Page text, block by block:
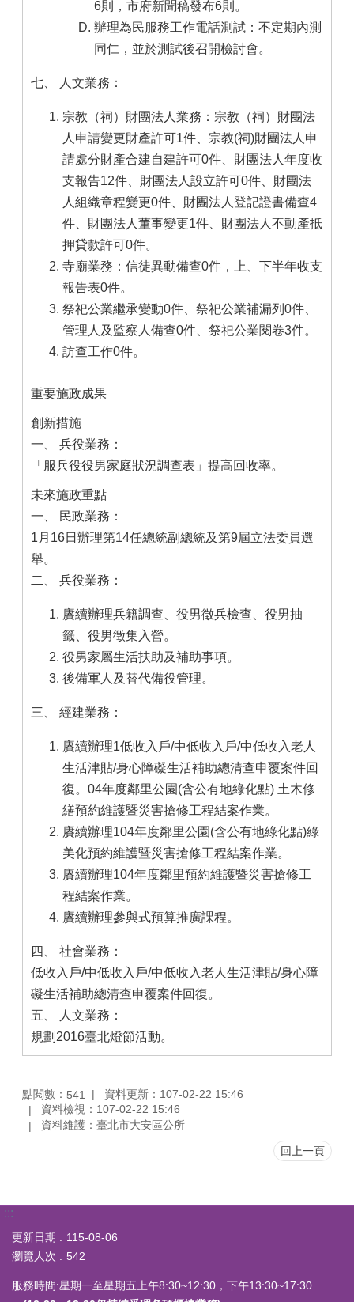
6則，市府新聞稿發布6則。
辦理為民服務工作電話測試：不定期內測
同仁，並於測試後召開檢討會。
七、 人文業務：
宗教（祠）財團法人業務：宗教（祠）財團法
人申請變更財產許可1件、宗教(祠)財團法人申
請處分財產合建自建許可0件、財團法人年度收
支報告12件、財團法人設立許可0件、財團法
人組織章程變更0件、財團法人登記證書備查4
件、財團法人董事變更1件、財團法人不動產抵
押貸款許可0件。
寺廟業務：信徒異動備查0件，上、下半年收支
報告表0件。
祭祀公業繼承變動0件、祭祀公業補漏列0件、
管理人及監察人備查0件、祭祀公業閱卷3件。
訪查工作0件。
重要施政成果
創新措施
一、 兵役業務：
「服兵役役男家庭狀況調查表」提高回收率。
未來施政重點
一、 民政業務：
1月16日辦理第14任總統副總統及第9屆立法委員選
舉。
二、 兵役業務：
賡續辦理兵籍調查、役男徵兵檢查、役男抽
籤、役男徵集入營。
役男家屬生活扶助及補助事項。
後備軍人及替代備役管理。
三、 經建業務：
賡續辦理1低收入戶/中低收入戶/中低收入老人
生活津貼/身心障礙生活補助總清查申覆案件回
復。04年度鄰里公園(含公有地綠化點) 土木修
繕預約維護暨災害搶修工程結案作業。
賡續辦理104年度鄰里公園(含公有地綠化點)綠
美化預約維護暨災害搶修工程結案作業。
賡續辦理104年度鄰里預約維護暨災害搶修工
程結案作業。
賡續辦理參與式預算推廣課程。
四、 社會業務：
低收入戶/中低收入戶/中低收入老人生活津貼/身心障
礙生活補助總清查申覆案件回復。
五、 人文業務：
規劃2016臺北燈節活動。
點閱數： 541
資料更新：107-02-22 15:46
資料檢視：107-02-22 15:46
資料維護：臺北市大安區公所
回上一頁
:::
更新日期
115-08-06
瀏覽人次
542
服務時間:星期一至星期五上午8:30~12:30，下午13:30~17:30